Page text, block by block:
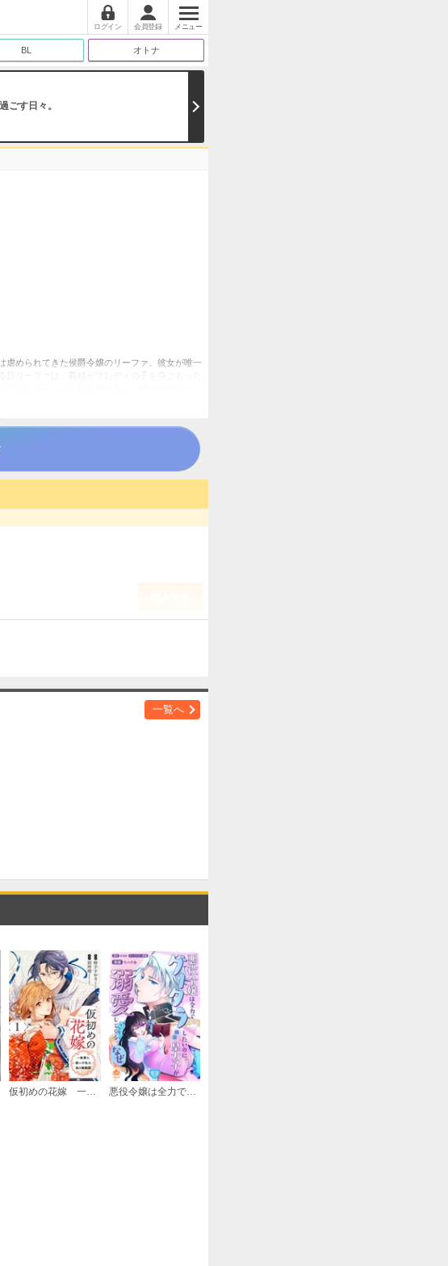
ログイン 会員登録 メニュー
BL オトナ
ごす日々。
虐められてきた侯爵令嬢のリーファ。彼女が唯一
囁かれてしまう。しかも、彼の正体は王弟
一覧へ
仮初めの花嫁 一条家に嫁いだ私の偽り婚姻譚 悪役令嬢は全力でグータラしたいのに、隣国皇太子が溺愛してくる。なぜ。【合本版】